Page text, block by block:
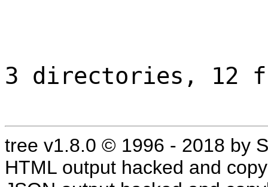
3 directories, 12
tree v1.8.0 © 1996 - 2018 by
HTML output hacked and